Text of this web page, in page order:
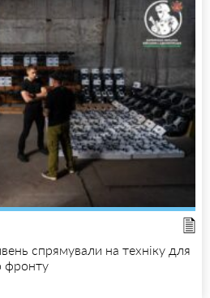
спрямували на техніку для
фронту